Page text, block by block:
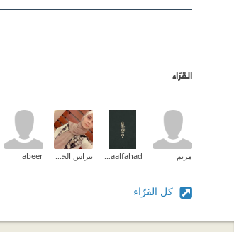
القرّاء
مريم abeer
كل القرّاء